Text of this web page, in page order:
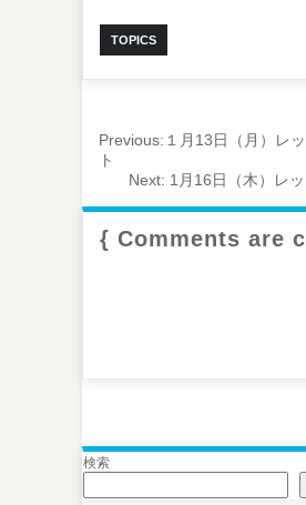
TOPICS
Previous: １月13日（月）レ
ト
Next: 1月16日（木）レ
{ Comments are
検索